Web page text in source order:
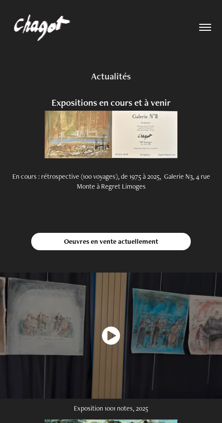
Actualités
Expositions en cours et à venir
En cours : rétrospective (100 voyages), de 1975 à 2025, Galerie N3, 4 rue
Monte à Regret Limoges
Oeuvres en vente actuellement
Exposition 1001 notes, 2025